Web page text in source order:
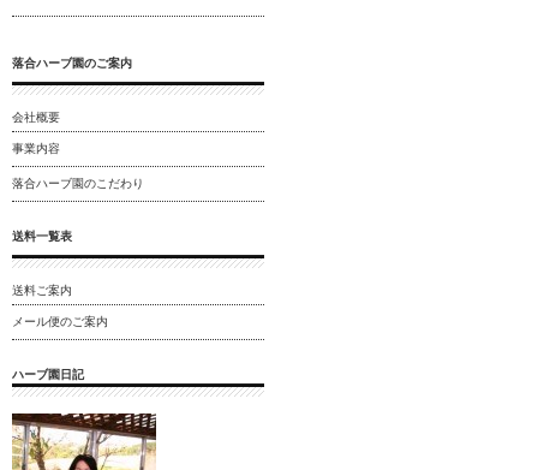
落合ハーブ園のご案内
会社概要
事業内容
落合ハーブ園のこだわり
送料一覧表
送料ご案内
メール便のご案内
ハーブ園日記